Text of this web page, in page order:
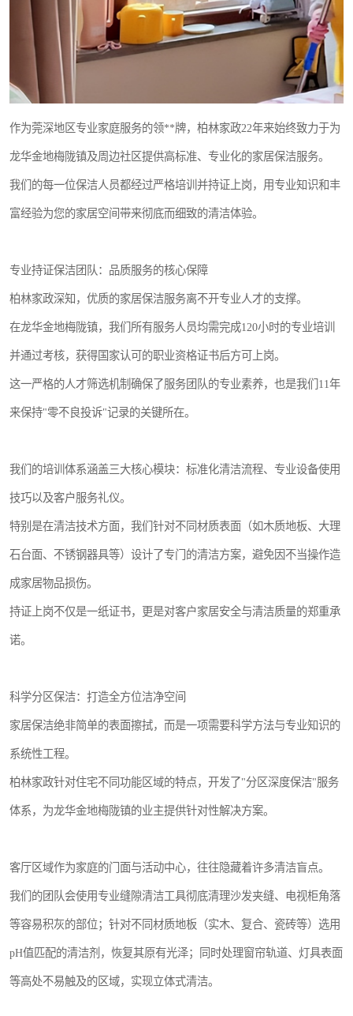
作为莞深地区专业家庭服务的领**牌，柏林家政22年来始终致力于为
龙华金地梅陇镇及周边社区提供高标准、专业化的家居保洁服务。
我们的每一位保洁人员都经过严格培训并持证上岗，用专业知识和丰
富经验为您的家居空间带来彻底而细致的清洁体验。
专业持证保洁团队：品质服务的核心保障
柏林家政深知，优质的家居保洁服务离不开专业人才的支撑。
在龙华金地梅陇镇，我们所有服务人员均需完成120小时的专业培训
并通过考核，获得国家认可的职业资格证书后方可上岗。
这一严格的人才筛选机制确保了服务团队的专业素养，也是我们11年
来保持"零不良投诉"记录的关键所在。
我们的培训体系涵盖三大核心模块：标准化清洁流程、专业设备使用
技巧以及客户服务礼仪。
特别是在清洁技术方面，我们针对不同材质表面（如木质地板、大理
石台面、不锈钢器具等）设计了专门的清洁方案，避免因不当操作造
成家居物品损伤。
持证上岗不仅是一纸证书，更是对客户家居安全与清洁质量的郑重承
诺。
科学分区保洁：打造全方位洁净空间
家居保洁绝非简单的表面擦拭，而是一项需要科学方法与专业知识的
系统性工程。
柏林家政针对住宅不同功能区域的特点，开发了"分区深度保洁"服务
体系，为龙华金地梅陇镇的业主提供针对性解决方案。
客厅区域作为家庭的门面与活动中心，往往隐藏着许多清洁盲点。
我们的团队会使用专业缝隙清洁工具彻底清理沙发夹缝、电视柜角落
等容易积灰的部位；针对不同材质地板（实木、复合、瓷砖等）选用
pH值匹配的清洁剂，恢复其原有光泽；同时处理窗帘轨道、灯具表面
等高处不易触及的区域，实现立体式清洁。